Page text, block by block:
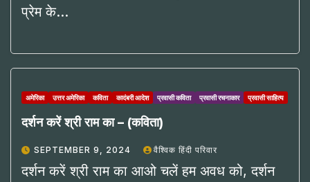
प्रेम के…
अमेरिका उत्तर अमेरिका कविता कादंबरी आदेश प्रवासी कविता प्रवासी रचनाकार प्रवासी साहित्य
दर्शन करें श्री राम का – (कविता)
SEPTEMBER 9, 2024 वैश्विक हिंदी परिवार
दर्शन करें श्री राम का आओ चलें हम अवध को, दर्शन